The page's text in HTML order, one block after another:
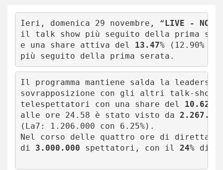
Ieri, domenica 29 novembre, “LIVE - NON
il talk show più seguito della prima
e una share attiva del 13.47% (12.90%
più seguito della prima serata.
Il programma mantiene salda la
sovrapposizione con gli altri talk-
telespettatori con una share del 10.62
alle ore 24.58 è stato visto da
(La7: 1.206.000 con 6.25%).
Nel corso delle quattro ore di diretta,
di 3.000 .000 spettatori, con il 24% di